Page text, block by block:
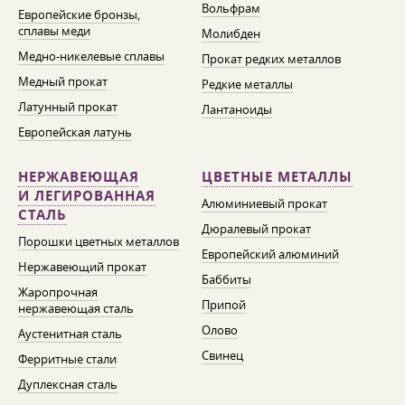
Европейские бронзы,
сплавы меди
Медно-никелевые сплавы
Медный прокат
Латунный прокат
Европейская латунь
Вольфрам
Молибден
Прокат редких металлов
Редкие металлы
Лантаноиды
НЕРЖАВЕЮЩАЯ
И ЛЕГИРОВАННАЯ
СТАЛЬ
Порошки цветных металлов
Нержавеющий прокат
Жаропрочная
нержавеющая сталь
Аустенитная сталь
Ферритные стали
Дуплексная сталь
ЦВЕТНЫЕ МЕТАЛЛЫ
Алюминиевый прокат
Дюралевый прокат
Европейский алюминий
Баббиты
Припой
Олово
Свинец